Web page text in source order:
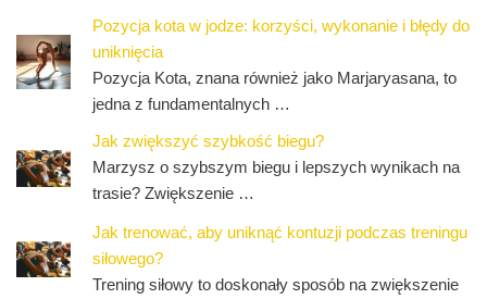
Pozycja kota w jodze: korzyści, wykonanie i błędy do
uniknięcia
Pozycja Kota, znana również jako Marjaryasana, to
jedna z fundamentalnych …
Jak zwiększyć szybkość biegu?
Marzysz o szybszym biegu i lepszych wynikach na
trasie? Zwiększenie …
Jak trenować, aby uniknąć kontuzji podczas treningu
siłowego?
Trening siłowy to doskonały sposób na zwiększenie